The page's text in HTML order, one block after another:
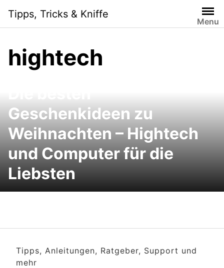
content
Tipps, Tricks & Kniffe
Menu
hightech
Geschenkideen zu
Weihnachten – Hightech
und Computer für die
Liebsten
Tipps, Anleitungen, Ratgeber, Support und
mehr